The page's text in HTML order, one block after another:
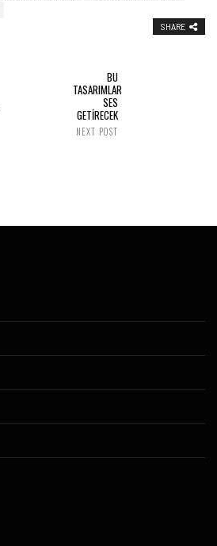
SHARE
BU
TASARIMLAR
SES
GETIRECEK
NEXT POST